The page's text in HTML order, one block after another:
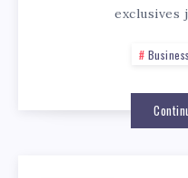
exclusives
Business